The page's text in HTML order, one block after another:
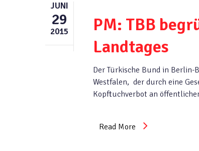
JUNI
29
2015
PM: TBB
Landtages
Der Türkische Bund in Berlin-
Westfalen, der durch eine
Kopftuchverbot an
Read More